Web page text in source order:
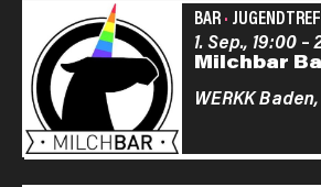
BAR·
Milchbar
1. Sep., 19:00–
WERKK Baden,